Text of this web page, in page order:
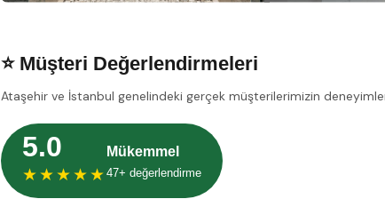
⭐ Müşteri Değerlendirmeleri
Ataşehir ve İstanbul genelindeki gerçek müşterilerimizin
5.0
★★★★★
Mükemmel
47+ değerlendirme